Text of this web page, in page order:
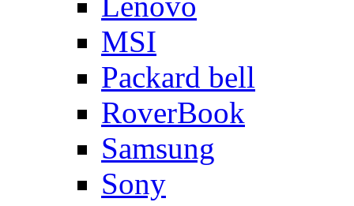
MSI
Packard bell
RoverBook
Samsung
Sony